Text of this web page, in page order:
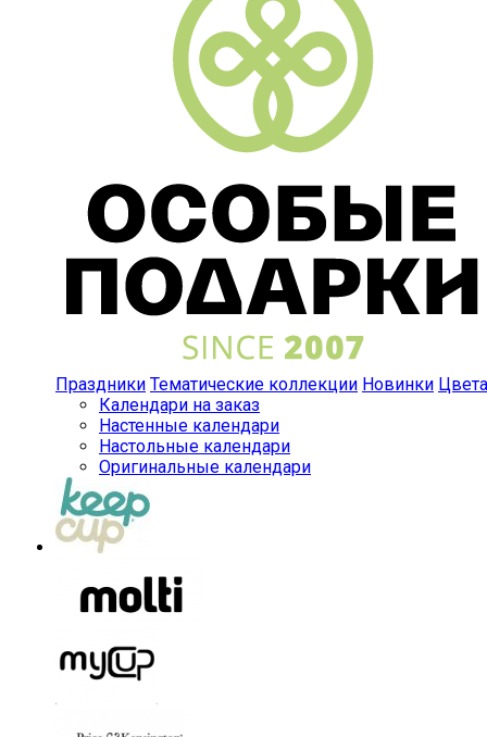
Праздники Тематические коллекции Новинки Цвета
Календари на заказ
Настенные календари
Настольные календари
Оригинальные календари